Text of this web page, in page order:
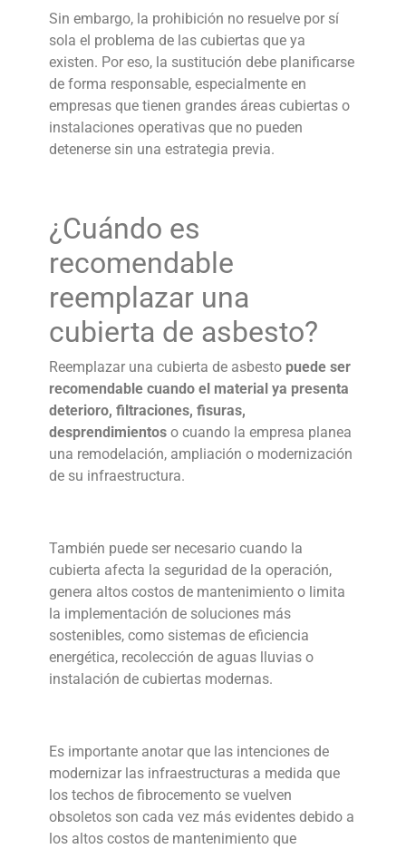
Sin embargo, la prohibición no resuelve por sí
sola el problema de las cubiertas que ya
existen. Por eso, la sustitución debe planificarse
de forma responsable, especialmente en
empresas que tienen grandes áreas cubiertas o
instalaciones operativas que no pueden
detenerse sin una estrategia previa.
¿Cuándo es
recomendable
reemplazar una
cubierta de asbesto?
Reemplazar unacubierta de asbesto puede ser
recomendable cuando el material ya presenta
deterioro, filtraciones, fisuras,
desprendimientoso cuando la empresa planea
una remodelación, ampliación o modernización
de su infraestructura.
También puede ser necesario cuando la
cubierta afecta la seguridad de la operación,
genera altos costos de mantenimiento o limita
la implementación de soluciones más
sostenibles, como sistemas de eficiencia
energética, recolección de aguas lluvias o
instalación de cubiertas modernas.
Es importante anotar que las intenciones de
modernizar las infraestructuras a medida que
los techos de fibrocemento se vuelven
obsoletos son cada vez más evidentes debido a
los altos costos de mantenimiento que